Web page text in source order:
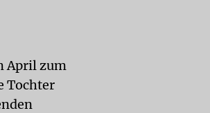
April zum
Tochter